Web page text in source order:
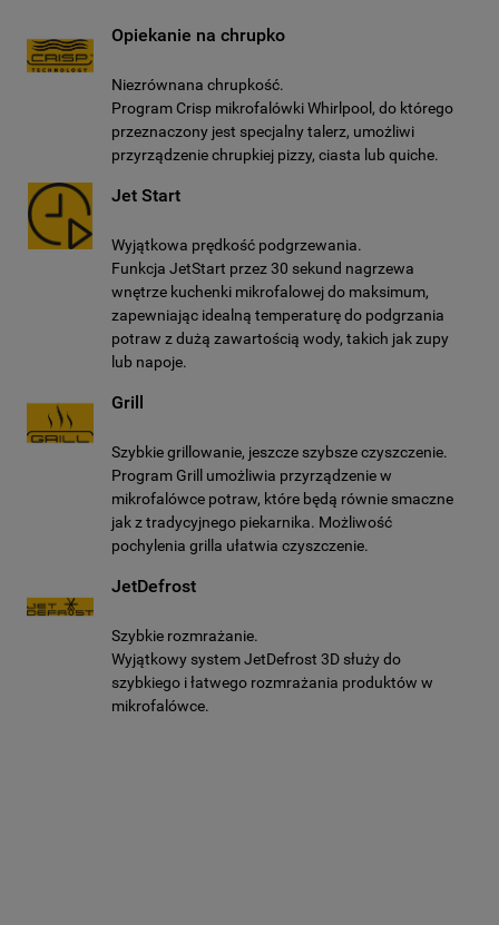
Opiekanie na chrupko
Niezrównana chrupkość.
Program Crisp mikrofalówki Whirlpool, do którego
przeznaczony jest specjalny talerz, umożliwi
przyrządzenie chrupkiej pizzy, ciasta lub quiche.
Jet Start
Wyjątkowa prędkość podgrzewania.
Funkcja JetStart przez 30 sekund nagrzewa
wnętrze kuchenki mikrofalowej do maksimum,
zapewniając idealną temperaturę do podgrzania
potraw z dużą zawartością wody, takich jak zupy
lub napoje.
Grill
Szybkie grillowanie, jeszcze szybsze czyszczenie.
Program Grill umożliwia przyrządzenie w
mikrofalówce potraw, które będą równie smaczne
jak z tradycyjnego piekarnika. Możliwość
pochylenia grilla ułatwia czyszczenie.
JetDefrost
Szybkie rozmrażanie.
Wyjątkowy system JetDefrost 3D służy do
szybkiego i łatwego rozmrażania produktów w
mikrofalówce.